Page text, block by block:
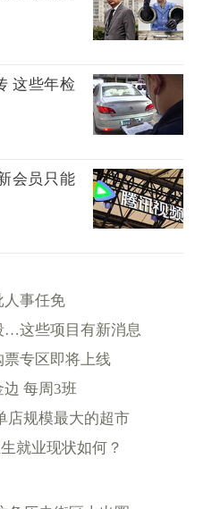
这些年检
会员只能
人事任免
…这些项目有新消息
专区即将上线
每周3班
店规模最大的超市
就业现状如何？